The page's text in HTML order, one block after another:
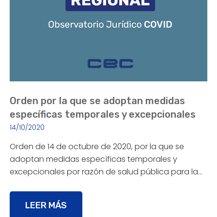
Orden por la que se adoptan medidas
específicas temporales y excepcionales
14/10/2020
Orden de 14 de octubre de 2020, por la que se
adoptan medidas específicas temporales y
excepcionales por razón de salud pública para la…
LEER MÁS